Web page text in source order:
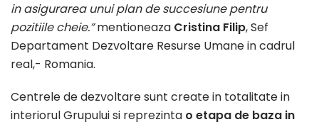
in asigurarea unui plan de succesiune pentru
pozitiile cheie.”mentioneaza Cristina Filip, Sef
Departament Dezvoltare Resurse Umane in cadrul
real,- Romania.
Centrele de dezvoltare sunt create in totalitate in
interiorul Grupului si reprezinta o etapa de baza in